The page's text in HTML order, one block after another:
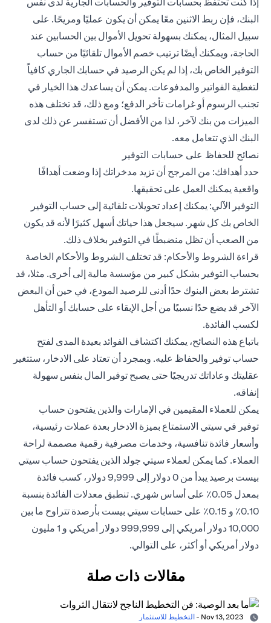
البنك، فإن ربط الاثنين معًا يمكن أن يكون عمليًا ومريحًا. على
سبيل المثال، يمكنك بسهولة تحويل الأموال بين الحسابين عند
الحاجة، ويمكنك أيضًا ترتيب خصم الأموال تلقائيًا من حساب
التوفير الخاص بك، إذا لم يكن الرصيد في حسابك الجاري كافياً
لتغطية الفواتير والمدفوعات. يمكن أن يساعدك هذا الخيار في
تجنب الرسوم أو غرامات تأخر الدفع؛ ومع ذلك، قد تختلف هذه
الميزات من بنك لآخر، لذا من الأفضل أن تستفسر عن ذلك لدى
البنك الذي تتعامل معه.
نصائح للحفاظ على حسابات التوفير
حدد أهدافك: من المرجح أن تزيد مدخراتك إذا وضعت أهدافًا
واقعية يمكنك العمل على تحقيقها.
التوفير الآلي: يمكنك إعداد تحويلات تلقائية إلى حساب التوفير
الخاص بك كل شهر. سيجعل هذا حياتك أسهل كثيرًا لأنه قد يكون
من الصعب أن تظل منضبطًا في التوفير بخلاف ذلك.
قراءة الشروط والأحكام: قد تختلف الشروط والأحكام الخاصة
بحساب التوفير بشكل كبير من مؤسسة مالية إلى أخرى. مثلا، قد
تشترط بعض البنوك حدًا أدنى للرصيد المودع، في حين أن البعض
الآخر قد يضع حدًا نسبيًا من أجل الإبقاء على حسابك أو التأهل
لكسب الفائدة.
باتباع هذه النصائح، يمكنك اكتشاف الفوائد بعيدة المدى لفتح
حساب توفير والحفاظ عليه. وبمجرد أن تعتاد على الادخار، ستتغير
عقليتك وعاداتك تدريجيًا حتى يصبح توفير المال بنفس سهولة
إنفاقه.
يمكن للعملاء المقيمين في الإمارات والذين يفتحون حساب
توفير في سيتي الاستمتاع بميزة الادخار بعدة عملات رئيسية،
وأسعار فائدة تنافسية، وخدمات مصرفية رقمية مصممة لراحة
العملاء. كما يمكن لعملاء سيتي جولد الذين يفتحون حساب سيتي
بيست برصيد يبدأ من 0 دولار إلى 9,999 دولار، كسب فائدة
بمعدل 0.05٪ على أساس شهري. تنطبق معدلات الفائدة بنسبة
0.10٪ و 0.15٪ على حسابات
سيتي بيست بأرصدة تتراوح ما بين
10,000 دولار أمريكي إلى 999,999 دولار أمريكي و 1 مليون
دولار أمريكي أو أكثر، على التوالي.
مقالات ذات صلة
- التخطيط للاستثمار